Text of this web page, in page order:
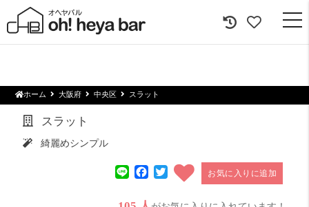
ホーム 大阪府 中央区 スラット
スラット
綺麗めシンプル
LineFacebook
Twitterお気に入りに追加